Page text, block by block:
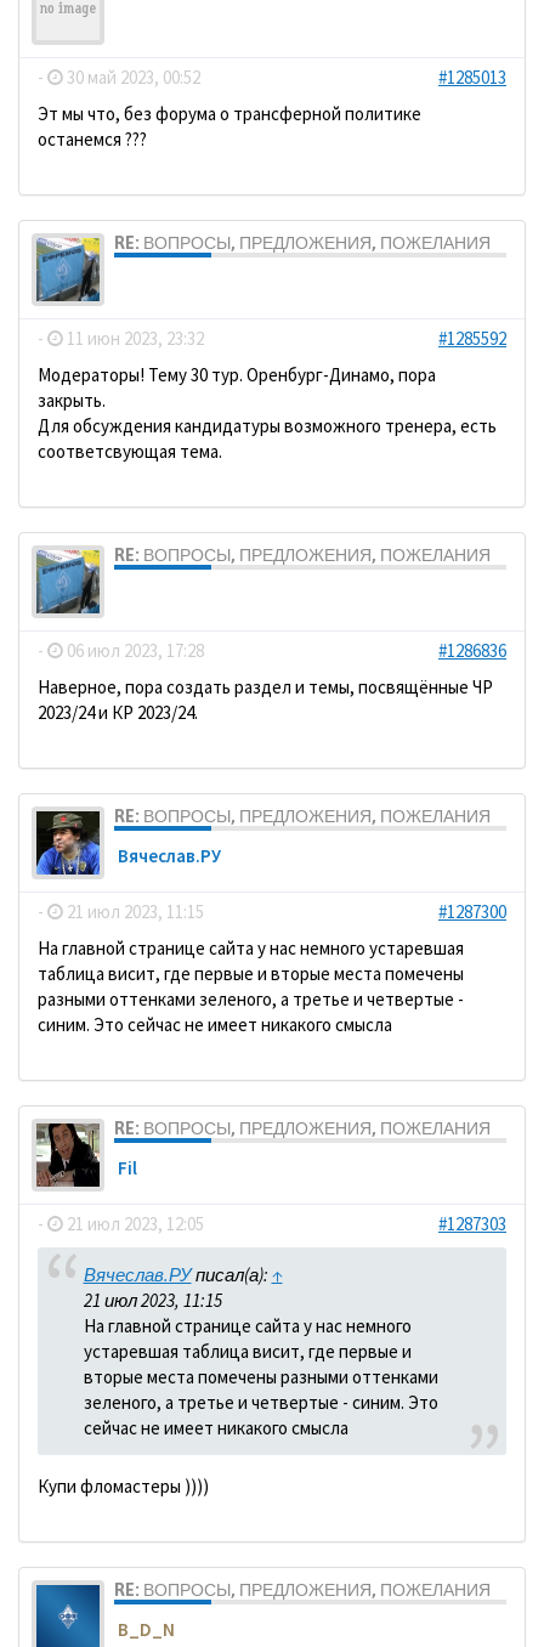
- 30 май 2023, 00:52
#1285013
Эт мы что, без форума о трансферной политике
останемся ???
RE: ВОПРОСЫ, ПРЕДЛОЖЕНИЯ, ПОЖЕЛАНИЯ
- 11 июн 2023, 23:32
#1285592
Модераторы! Тему 30 тур. Оренбург-Динамо, пора
закрыть.
Для обсуждения кандидатуры возможного тренера, есть
соответсвующая тема.
RE: ВОПРОСЫ, ПРЕДЛОЖЕНИЯ, ПОЖЕЛАНИЯ
- 06 июл 2023, 17:28
#1286836
Наверное, пора создать раздел и темы, посвящённые ЧР
2023/24 и КР 2023/24.
RE: ВОПРОСЫ, ПРЕДЛОЖЕНИЯ, ПОЖЕЛАНИЯ
Вячеслав.РУ
- 21 июл 2023, 11:15
#1287300
На главной странице сайта у нас немного устаревшая
таблица висит, где первые и вторые места помечены
разными оттенками зеленого, а третье и четвертые -
синим. Это сейчас не имеет никакого смысла
RE: ВОПРОСЫ, ПРЕДЛОЖЕНИЯ, ПОЖЕЛАНИЯ
Fil
- 21 июл 2023, 12:05 #1287303
Вячеслав.РУписал(а): ↑
21 июл 2023, 11:15
На главной странице сайта у нас немного
устаревшая таблица висит, где первые и
вторые места помечены разными оттенками
зеленого, а третье и четвертые - синим. Это
сейчас не имеет никакого смысла
Купи фломастеры ))))
RE: ВОПРОСЫ, ПРЕДЛОЖЕНИЯ, ПОЖЕЛАНИЯ
B_D_N